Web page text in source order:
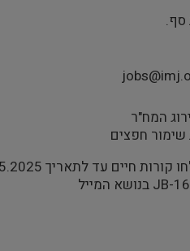
חפצים
חיים עד לתאריך 27.05.2025.